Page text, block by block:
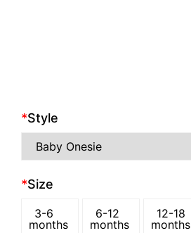
*Style
*Size
3-6
months
6-12
months
12-18
months